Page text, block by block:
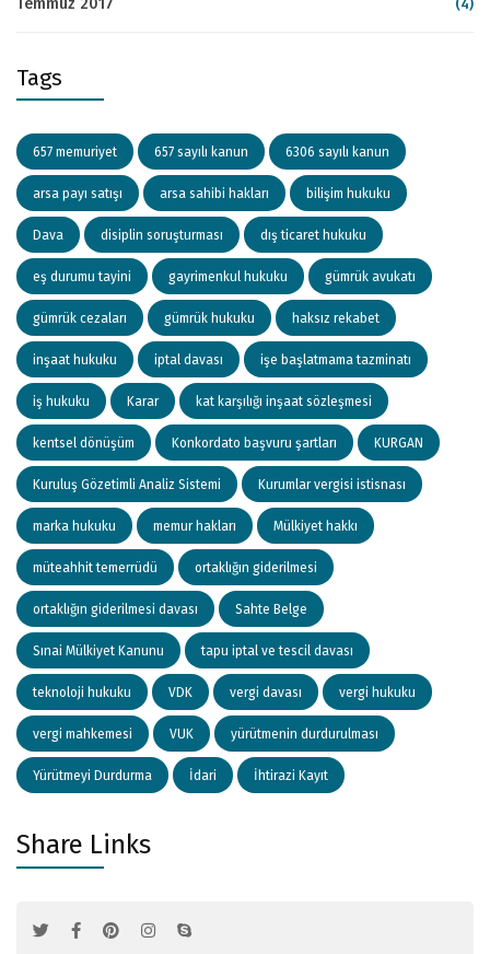
(4)
Tags
657 memuriyet 657 sayılı kanun 6306 sayılı kanun
arsa payı satışı arsa sahibi hakları bilişim hukuku
Dava disiplin soruşturması dış ticaret hukuku
eş durumu tayini gayrimenkul hukuku gümrük avukatı
gümrük cezaları gümrük hukuku haksız rekabet
inşaat hukuku iptal davası işe başlatmama tazminatı
iş hukuku Karar kat karşılığı inşaat sözleşmesi
kentsel dönüşüm Konkordato başvuru şartları KURGAN
Kuruluş Gözetimli Analiz Sistemi Kurumlar vergisi istisnası
marka hukuku memur hakları Mülkiyet hakkı
müteahhit temerrüdü ortaklığın giderilmesi
ortaklığın giderilmesi davası Sahte Belge
Sınai Mülkiyet Kanunu tapu iptal ve tescil davası
teknoloji hukuku VDK vergi davası vergi hukuku
vergi mahkemesi VUK yürütmenin durdurulması
Yürütmeyi Durdurma İdari İhtirazi Kayıt
Share Links